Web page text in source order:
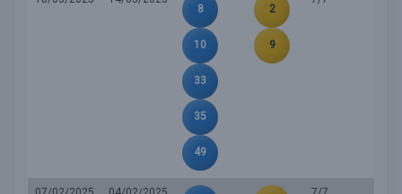
8
10
33
35
49
2
9